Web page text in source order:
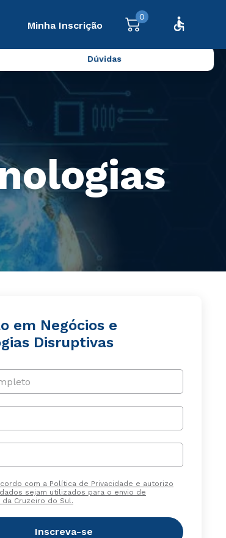
Minha Inscrição
0
Dúvidas
em Negócios e
Disruptivas
com a Política de Privacidade e autorizo
sejam utilizados para o envio de
Cruzeiro do Sul.
Inscreva-se